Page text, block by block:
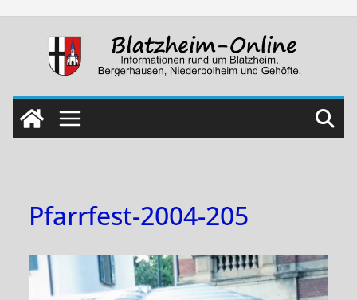
Skip
content
Pfarrfest-2004-205